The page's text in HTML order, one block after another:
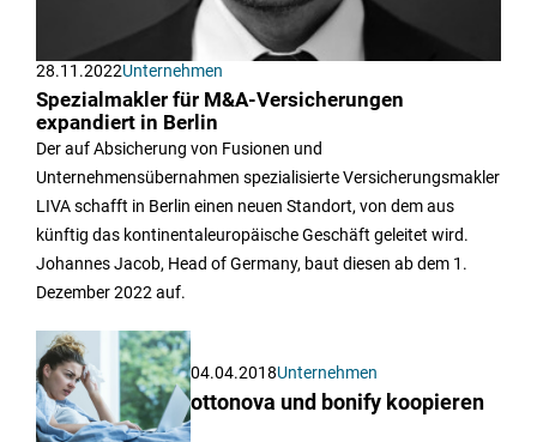
28.11.2022Unternehmen
Spezialmakler für M&A-Versicherungen
expandiert in Berlin
Der auf Absicherung von Fusionen und
Unternehmensübernahmen spezialisierte Versicherungsmakler
LIVA schafft in Berlin einen neuen Standort, von dem aus
künftig das kontinentaleuropäische Geschäft geleitet wird.
Johannes Jacob, Head of Germany, baut diesen ab dem 1.
Dezember 2022 auf.
04.04.2018Unternehmen
ottonova und bonify koopieren